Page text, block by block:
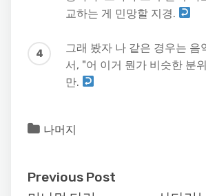
교하는 게 민망할 지경.
그래 봤자 나 같은 경우는 음
서, "어 이거 뭔가 비슷한 분
만.
나머지
Previous Post